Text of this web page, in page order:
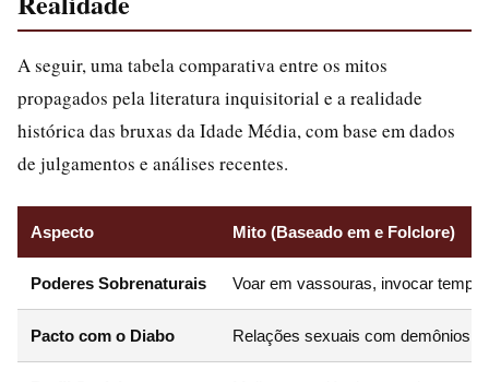
A seguir, uma tabela comparativa entre os mitos
propagados pela literatura inquisitorial e a realidade
histórica das bruxas da Idade Média, com base em dados
de julgamentos e análises recentes.
Aspecto Mito (Baseado em e Folclore)
Poderes Sobrenaturais Voar em vassouras, invocar
Pacto com o Diabo Relações sexuais com demônios